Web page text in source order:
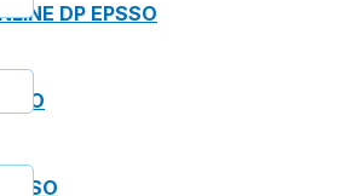
DP EPSSO